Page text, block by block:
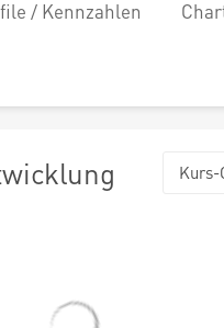
/ Kennzahlen
Kurs-